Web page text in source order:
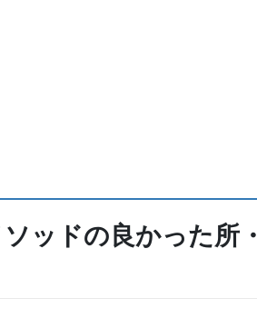
ッドの良かった所・